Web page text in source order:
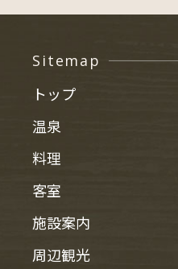
Sitemap
トップ
温泉
料理
客室
施設案内
周辺観光